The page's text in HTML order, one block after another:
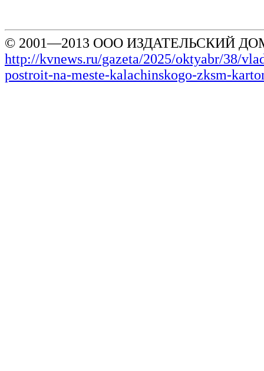
© 2001—2013 ООО ИЗДАТЕЛЬСКИЙ
http://kvnews.ru/gazeta/2025/oktyabr/38/
postroit-na-meste-kalachinskogo-zksm-